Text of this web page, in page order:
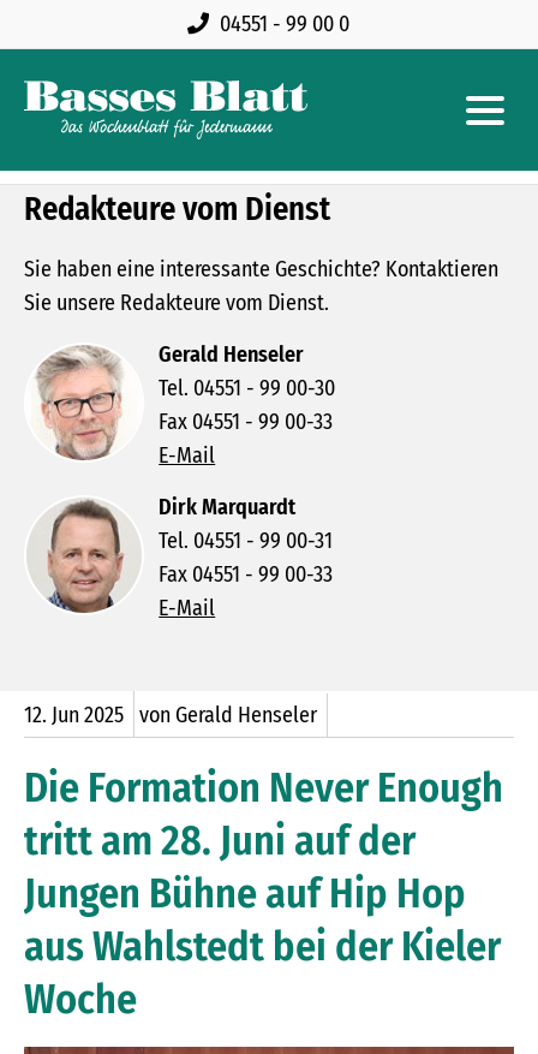
04551 - 99 00 0
Redakteure vom Dienst
Sie haben eine interessante Geschichte? Kontaktieren
Sie unsere Redakteure vom Dienst.
Gerald Henseler
Tel. 04551 - 99 00-30
Fax 04551 - 99 00-33
E-Mail
Dirk Marquardt
Tel. 04551 - 99 00-31
Fax 04551 - 99 00-33
E-Mail
12. Jun2025 von Gerald Henseler
Die Formation Never Enough
tritt am 28. Juni auf der
Jungen Bühne auf Hip Hop
aus Wahlstedt bei der Kieler
Woche